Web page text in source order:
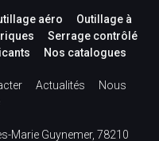
aéro
Outillage à
Serrage contrôlé
Nos catalogues
Actualités
Nous
Marie Guynemer, 78210